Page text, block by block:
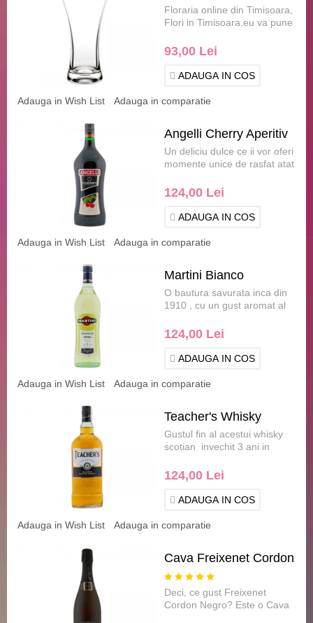
Floraria online din Timisoara,
Flori in Timisoara.eu va pune
pentru.....
93,00 Lei
ADAUGA IN COS
Adauga in Wish List Adauga in comparatie
Angelli Cherry Aperitiv
Un deliciu dulce ce ii vor oferi
momente unice de rasfat atat
reteta ce.....
124,00 Lei
ADAUGA IN COS
Adauga in Wish List Adauga in comparatie
Martini Bianco
O bautura savurata inca din
1910 , cu un gust aromat al
irezistibila da.....
124,00 Lei
ADAUGA IN COS
Adauga in Wish List Adauga in comparatie
Teacher's Whisky
Gustul fin al acestui whisky
scotian invechit 3 ani in
completeaza perfect b.....
124,00 Lei
ADAUGA IN COS
Adauga in Wish List Adauga in comparatie
Cava Freixenet Cordon
Negro
Deci, ce gust Freixenet
Cordon Negro? Este o Cava